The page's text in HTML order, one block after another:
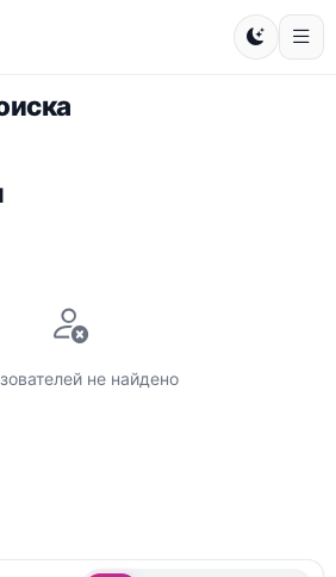
не найдено